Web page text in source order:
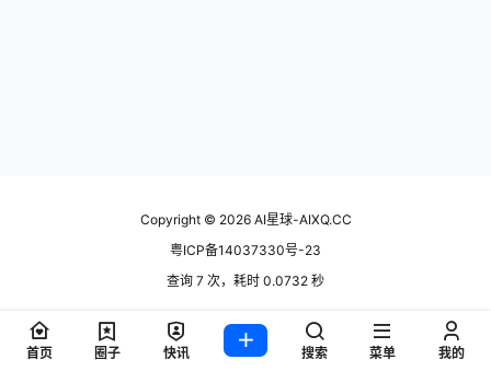
Copyright © 2026AI星球-AIXQ.CC
粤ICP备14037330号-23
查询 7 次，耗时 0.0732 秒
首页 圈子 快讯 搜索 菜单 我的